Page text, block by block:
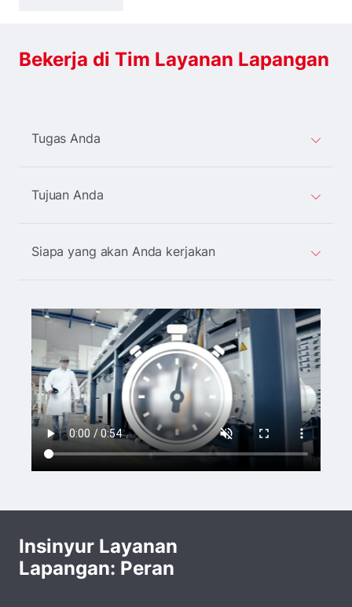
Bekerja di Tim Layanan Lapangan
Tugas Anda
Tujuan Anda
Siapa yang akan Anda kerjakan
Insinyur Layanan
Lapangan: Peran